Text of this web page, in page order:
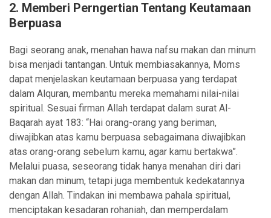
2. Memberi Perngertian Tentang Keutamaan
Berpuasa
Bagi seorang anak, menahan hawa nafsu makan dan minum
bisa menjadi tantangan. Untuk membiasakannya, Moms
dapat menjelaskan keutamaan berpuasa yang terdapat
dalam Alquran, membantu mereka memahami nilai-nilai
spiritual. Sesuai firman Allah terdapat dalam surat Al-
Baqarah ayat 183: “Hai orang-orang yang beriman,
diwajibkan atas kamu berpuasa sebagaimana diwajibkan
atas orang-orang sebelum kamu, agar kamu bertakwa”.
Melalui puasa, seseorang tidak hanya menahan diri dari
makan dan minum, tetapi juga membentuk kedekatannya
dengan Allah. Tindakan ini membawa pahala spiritual,
menciptakan kesadaran rohaniah, dan memperdalam